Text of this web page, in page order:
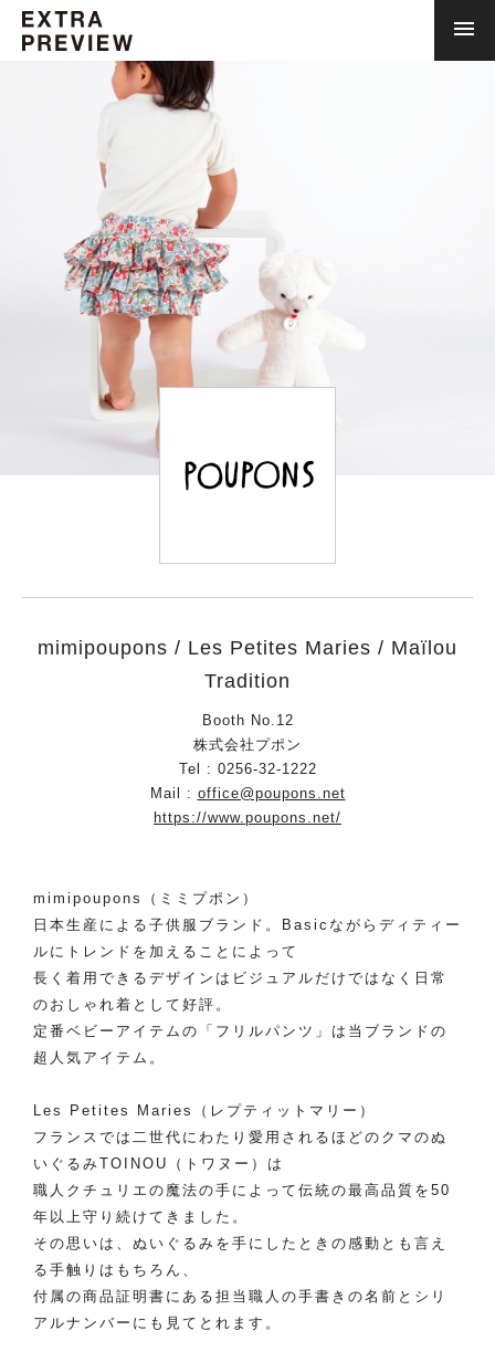
mimipoupons / Les Petites Maries / Maïlou
Tradition
Booth No.12
株式会社プポン
Tel : 0256-32-1222
Mail : office@poupons.net
https://www.poupons.net/
mimipoupons（ミミプポン）
日本生産による子供服ブランド。Basicながらディティー
ルにトレンドを加えることによって
長く着用できるデザインはビジュアルだけではなく日常
のおしゃれ着として好評。
定番ベビーアイテムの「フリルパンツ」は当ブランドの
超人気アイテム。
Les Petites Maries（レプティットマリー）
フランスでは二世代にわたり愛用されるほどのクマのぬ
いぐるみTOINOU（トワヌー）は
職人クチュリエの魔法の手によって伝統の最高品質を50
年以上守り続けてきました。
その思いは、ぬいぐるみを手にしたときの感動とも言え
る手触りはもちろん、
付属の商品証明書にある担当職人の手書きの名前とシリ
アルナンバーにも見てとれます。